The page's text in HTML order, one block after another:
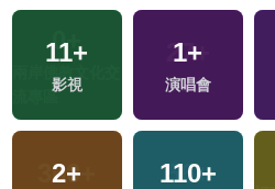
11+
影視
1+
演唱會
2+ 110+